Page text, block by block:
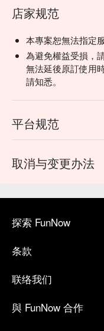
店家规范
本專案恕無法指定
為避免權益受損，
無法延後原訂使用
請知悉。
平台规范
取消与变更办法
探索 FunNow
条款
联络我们
與 FunNow 合作